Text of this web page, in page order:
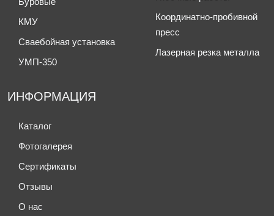
КМУ
Сваебойная установка
УМП-350
Координатно-пробивной
пресс
Лазерная резка металла
ИНФОРМАЦИЯ
Каталог
Фотогалерея
Сертификаты
Отзывы
О нас